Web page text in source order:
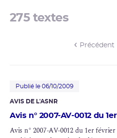
275 textes
Précédent
Publié le 06/10/2009
AVIS DE L'ASNR
Avis n° 2007-AV-0012 du
Avis n° 2007-AV-0012 du 1er